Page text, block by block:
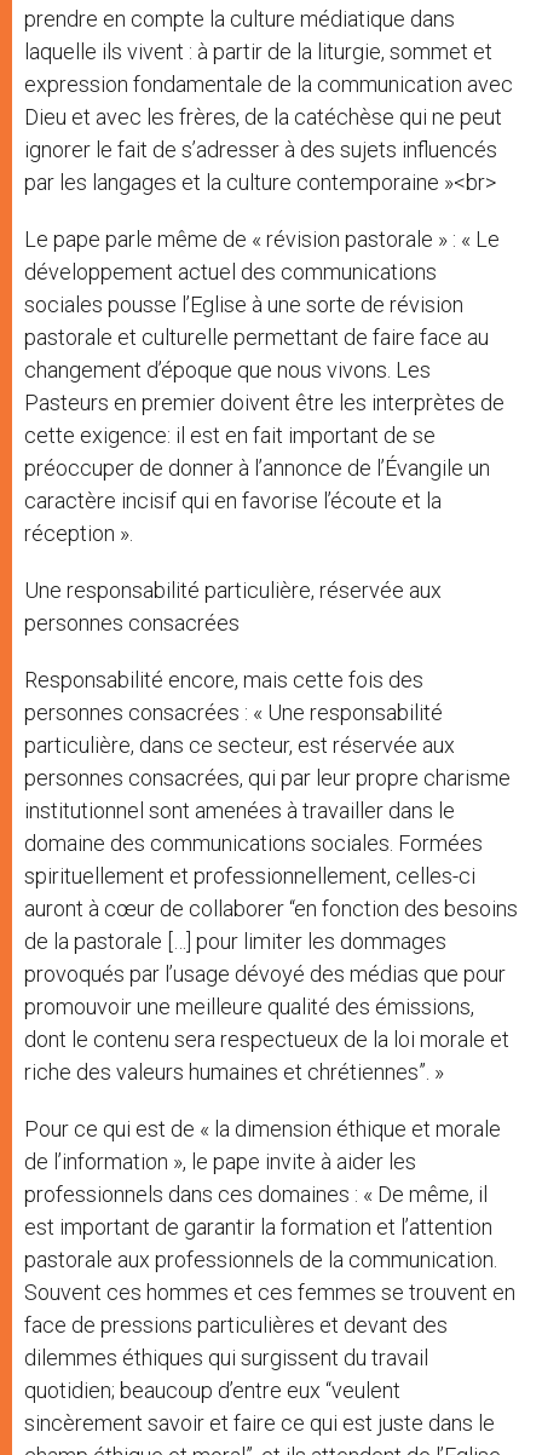
prendre en compte la culture médiatique dans
laquelle ils vivent : à partir de la liturgie, sommet et
expression fondamentale de la communication avec
Dieu et avec les frères, de la catéchèse qui ne peut
ignorer le fait de s’adresser à des sujets influencés
par les langages et la culture contemporaine »<br>
Le pape parle même de « révision pastorale » : « Le
développement actuel des communications
sociales pousse l’Eglise à une sorte de révision
pastorale et culturelle permettant de faire face au
changement d’époque que nous vivons. Les
Pasteurs en premier doivent être les interprètes de
cette exigence: il est en fait important de se
préoccuper de donner à l’annonce de l’Évangile un
caractère incisif qui en favorise l’écoute et la
réception ».
Une responsabilité particulière, réservée aux
personnes consacrées
Responsabilité encore, mais cette fois des
personnes consacrées : « Une responsabilité
particulière, dans ce secteur, est réservée aux
personnes consacrées, qui par leur propre charisme
institutionnel sont amenées à travailler dans le
domaine des communications sociales. Formées
spirituellement et professionnellement, celles-ci
auront à cœur de collaborer “en fonction des besoins
de la pastorale […] pour limiter les dommages
provoqués par l’usage dévoyé des médias que pour
promouvoir une meilleure qualité des émissions,
dont le contenu sera respectueux de la loi morale et
riche des valeurs humaines et chrétiennes”. »
Pour ce qui est de « la dimension éthique et morale
de l’information », le pape invite à aider les
professionnels dans ces domaines : « De même, il
est important de garantir la formation et l’attention
pastorale aux professionnels de la communication.
Souvent ces hommes et ces femmes se trouvent en
face de pressions particulières et devant des
dilemmes éthiques qui surgissent du travail
quotidien; beaucoup d’entre eux “veulent
sincèrement savoir et faire ce qui est juste dans le